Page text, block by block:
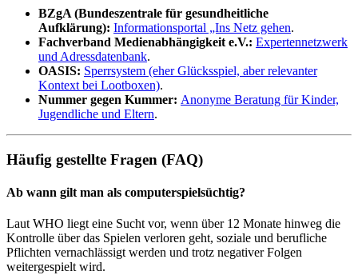
BZgA (Bundeszentrale für gesundheitliche
Aufklärung): Informationsportal „Ins Netz gehen.
Fachverband Medienabhängigkeit e.V.: Expertennetzwerk
und Adressdatenbank.
OASIS: Sperrsystem (eher Glücksspiel, aber relevanter
Kontext bei Lootboxen).
Nummer gegen Kummer: Anonyme Beratung für Kinder,
Jugendliche und Eltern.
Häufig gestellte Fragen (FAQ)
Ab wann gilt man als computerspielsüchtig?
Laut WHO liegt eine Sucht vor, wenn über 12 Monate hinweg die
Kontrolle über das Spielen verloren geht, soziale und berufliche
Pflichten vernachlässigt werden und trotz negativer Folgen
weitergespielt wird.